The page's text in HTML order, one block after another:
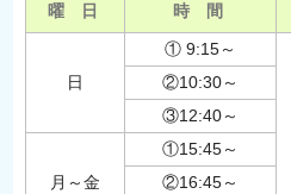
曜 日 時 間
日
① 9:15～
②10:30～
③12:40～
月～金
①15:45～
②16:45～